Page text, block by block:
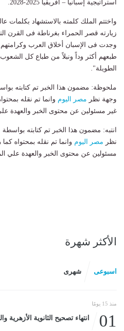
استراتيجية إسبانيا – أفريقيا 2025-2028.
واختتم الملك كلمته بالاستشهاد بكلمات
زيارته قصر الحمراء بغرناطة فى القرن
وجدت فى الإسبان أخلاق العرب
طبعهم أكثر وداً ونبلاً من طباع كل الشعوب
الطويلة".
ملحوظة: مضمون هذا الخبر تم كتابته
وجهة نظر مصر اليوم وانما تم نقله
غير مسئولين عن محتوى الخبر والعهدة
انتبه: مضمون هذا الخبر تم كتابته بواسطة
نظر مصر اليوم وانما تم نقله بمحتواه
مسئولين عن محتوى الخبر والعهدة علي
الأكثر شهرة
اسبوعى شهرى
منذ 15 يومًا
01 انتهاء تصحيح الثانوية الأزهرية